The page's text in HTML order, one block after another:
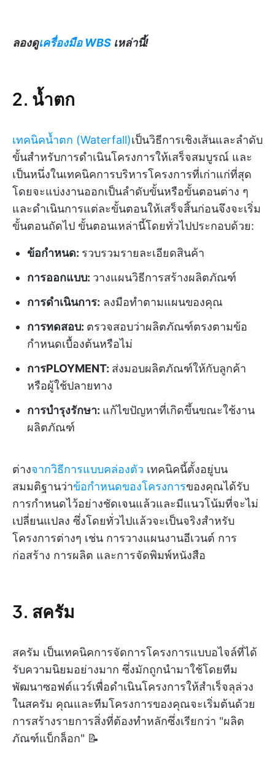
ลองดูเครื่องมือ WBS เหล่านี้!
2. น้ำตก
เทคนิคน้ำตก (Waterfall)เป็นวิธีการเชิงเส้นและลำดับ
ขั้นสำหรับการดำเนินโครงการให้เสร็จสมบูรณ์ และ
เป็นหนึ่งในเทคนิคการบริหารโครงการที่เก่าแก่ที่สุด
โดยจะแบ่งงานออกเป็นลำดับขั้นหรือขั้นตอนต่าง ๆ
และดำเนินการแต่ละขั้นตอนให้เสร็จสิ้นก่อนจึงจะเริ่ม
ขั้นตอนถัดไป ขั้นตอนเหล่านี้โดยทั่วไปประกอบด้วย:
ข้อกำหนด: รวบรวมรายละเอียดสินค้า
การออกแบบ: วางแผนวิธีการสร้างผลิตภัณฑ์
การดำเนินการ: ลงมือทำตามแผนของคุณ
การทดสอบ: ตรวจสอบว่าผลิตภัณฑ์ตรงตามข้อ
กำหนดเบื้องต้นหรือไม่
การPLOYMENT: ส่งมอบผลิตภัณฑ์ให้กับลูกค้า
หรือผู้ใช้ปลายทาง
การบำรุงรักษา: แก้ไขปัญหาที่เกิดขึ้นขณะใช้งาน
ผลิตภัณฑ์
ต่างจากวิธีการแบบคล่องตัว เทคนิคนี้ตั้งอยู่บน
สมมติฐานว่าข้อกำหนดของโครงการของคุณได้รับ
การกำหนดไว้อย่างชัดเจนแล้วและมีแนวโน้มที่จะไม่
เปลี่ยนแปลง ซึ่งโดยทั่วไปแล้วจะเป็นจริงสำหรับ
โครงการต่างๆ เช่น การวางแผนงานอีเวนต์ การ
ก่อสร้าง การผลิต และการจัดพิมพ์หนังสือ
3. สครัม
สครัม เป็นเทคนิคการจัดการโครงการแบบอไจล์ที่ได้
รับความนิยมอย่างมาก ซึ่งมักถูกนำมาใช้โดยทีม
พัฒนาซอฟต์แวร์เพื่อดำเนินโครงการให้สำเร็จลุล่วง
ในสครัม คุณและทีมโครงการของคุณจะเริ่มต้นด้วย
การสร้างรายการสิ่งที่ต้องทำหลักซึ่งเรียกว่า "ผลิต
ภัณฑ์แบ็กล็อก" 📝